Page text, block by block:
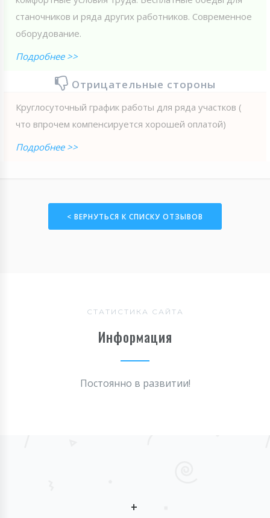
станочников и ряда других работников. Современное
оборудование.
Подробнее >>
Отрицательные стороны
Круглосуточный график работы для ряда участков (
что впрочем компенсируется хорошей оплатой)
Подробнее >>
< ВЕРНУТЬСЯ К СПИСКУ ОТЗЫВОВ
СТАТИСТИКА САЙТА
Информация
Постоянно в развитии!
+